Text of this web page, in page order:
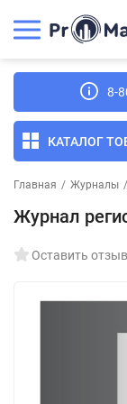
8-
КАТАЛОГ
Главная / Журналы /
Журнал
Оставить отзыв